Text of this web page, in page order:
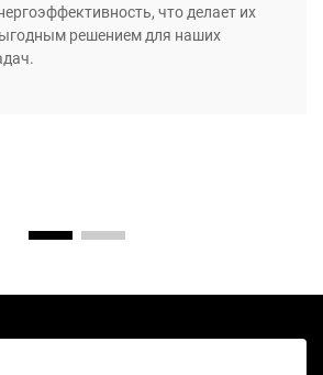
что делает их
решением для наших